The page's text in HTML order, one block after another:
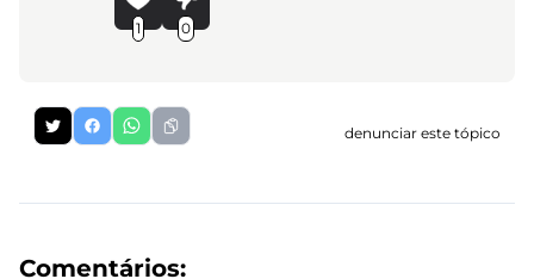
1 0
denunciar este tópico
Comentários: